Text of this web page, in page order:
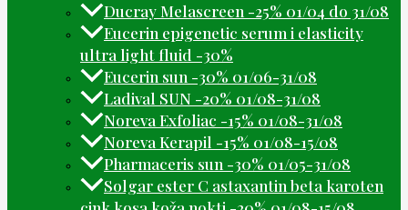
Ducray Melascreen -25% 01/04 do 31/08
Eucerin epigenetic serum i elasticity
ultra light fluid -30%
Eucerin sun -30% 01/06-31/08
Ladival SUN -20% 01/08-31/08
Noreva Exfoliac -15% 01/08-31/08
Noreva Kerapil -15% 01/08-15/08
Pharmaceris sun -30% 01/05-31/08
Solgar ester C astaxantin beta karoten